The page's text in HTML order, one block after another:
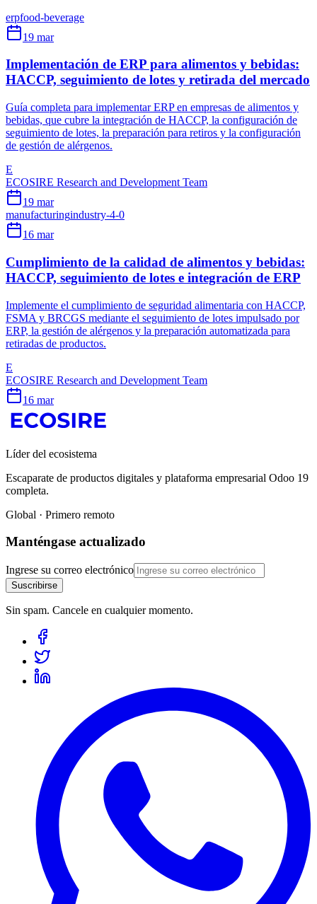
erpfood-beverage
19 mar
Implementación de ERP para alimentos y bebidas:
HACCP, seguimiento de lotes y retirada del mercado
Guía completa para implementar ERP en empresas de alimentos y
bebidas, que cubre la integración de HACCP, la configuración de
seguimiento de lotes, la preparación para retiros y la configuración
de gestión de alérgenos.
E
ECOSIRE Research and Development Team
19 mar
manufacturingindustry-4-0
16 mar
Cumplimiento de la calidad de alimentos y bebidas:
HACCP, seguimiento de lotes e integración de ERP
Implemente el cumplimiento de seguridad alimentaria con HACCP,
FSMA y BRCGS mediante el seguimiento de lotes impulsado por
ERP, la gestión de alérgenos y la preparación automatizada para
retiradas de productos.
E
ECOSIRE Research and Development Team
16 mar
Líder del ecosistema
Escaparate de productos digitales y plataforma empresarial Odoo 19
completa.
Global · Primero remoto
Manténgase actualizado
Ingrese su correo electrónico
Suscribirse
Sin spam. Cancele en cualquier momento.